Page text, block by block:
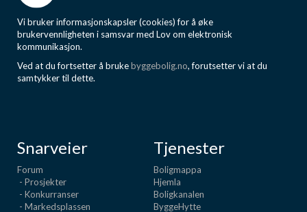
Vi bruker informasjonskapsler (cookies) for å øke
brukervennligheten i samsvar med Lov om elektronisk
kommunikasjon.
Ved at du fortsetter å brukebyggebolig.no, forutsetter vi at du
samtykker til dette.
Snarveier
Forum
- Prosjekter
- Konkurranser
- Markedsplassen
Tjenester
Boligmappa
Hjemla
Boligkanalen
ByggeHytte